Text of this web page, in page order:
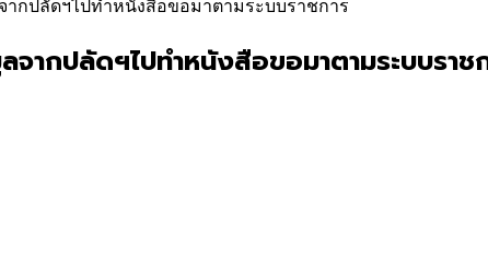
กปลัดฯไปทำหนังสือขอมาตามระบบราชการ
ากปลัดฯไปทำหนังสือขอมาตามระบบราช